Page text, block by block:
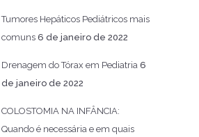
Tumores Hepáticos Pediátricos mais
comuns 6 de janeiro de 2022
Drenagem do Tórax em Pediatria 6
de janeiro de 2022
COLOSTOMIA NA INFÂNCIA:
Quando é necessária e em quais